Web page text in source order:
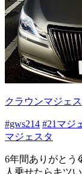
クラウンマジェ
#gws214 #21マジ
マジェスタ
6年間ありがとう
人乗せたらキツ